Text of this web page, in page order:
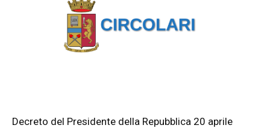
Decreto del Presidente della Repubblica 20 aprile